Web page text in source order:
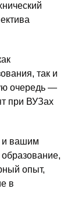
так и
очередь —
при ВУЗах
и вашим
опыт,
в